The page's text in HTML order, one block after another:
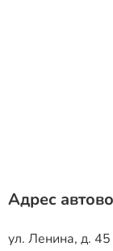
Адрес
ул. Ленина, д. 45